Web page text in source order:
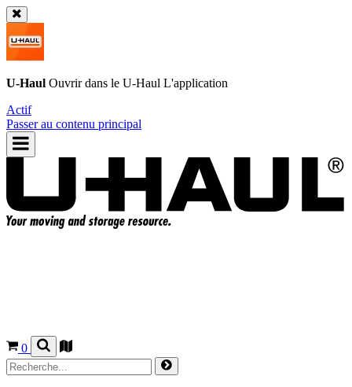
U-Haul Ouvrir dans le U-Haul L'application
Actif
Passer au contenu principal
0